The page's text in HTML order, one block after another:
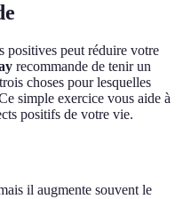
positives peut réduire votre
recommande de tenir un
choses pour lesquelles
simple exercice vous aide à
positifs de votre vie.
il augmente souvent le